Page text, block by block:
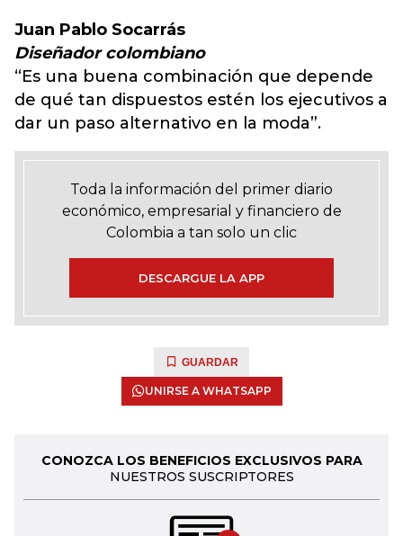
Juan Pablo Socarrás
Diseñador colombiano
“Es una buena combinación que depende
de qué tan dispuestos estén los ejecutivos a
dar un paso alternativo en la moda”.
Toda la información del primer diario
económico, empresarial y financiero de
Colombia a tan solo un clic
DESCARGUE LA APP
GUARDAR
UNIRSE A WHATSAPP
CONOZCA LOS BENEFICIOS EXCLUSIVOS PARA
NUESTROS SUSCRIPTORES